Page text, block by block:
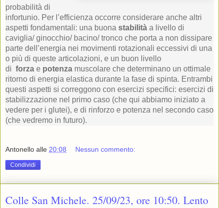
probabilità di
infortunio. Per l’efficienza occorre considerare anche altri
aspetti fondamentali: una buona stabilità a livello di
caviglia/ ginocchio/ bacino/ tronco che porta a non dissipare
parte dell’energia nei movimenti rotazionali eccessivi di una
o più di queste articolazioni, e un buon livello
di forza e potenza muscolare che determinano un ottimale
ritorno di energia elastica durante la fase di spinta. Entrambi
questi aspetti si correggono con esercizi specifici: esercizi di
stabilizzazione nel primo caso (che qui abbiamo iniziato a
vedere per i glutei), e di rinforzo e potenza nel secondo caso
(che vedremo in futuro).
Antonello alle 20:08 Nessun commento:
Condividi
Colle San Michele. 25/09/23, ore 10:50. Lento